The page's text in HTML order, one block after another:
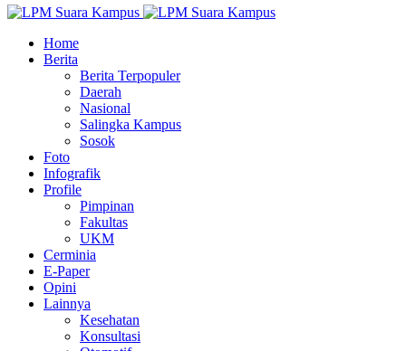
Home
Berita
Berita Terpopuler
Daerah
Nasional
Salingka Kampus
Sosok
Foto
Infografik
Profile
Pimpinan
Fakultas
UKM
Cerminia
E-Paper
Opini
Lainnya
Kesehatan
Konsultasi